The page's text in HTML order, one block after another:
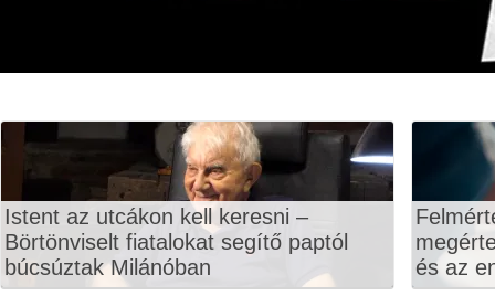
Istent az utcákon kell keresni –
Börtönviselt fiatalokat segítő paptól
búcsúztak Milánóban
és az